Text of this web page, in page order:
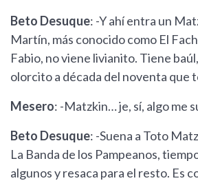
Beto Desuque: -Y ahí entra un
Martín, más conocido como El
Fabio, no viene livianito. Tiene
olorcito a década del noventa que
Mesero: -Matzkin… je, sí, algo me
Beto Desuque: -Suena a Toto
La Banda de los Pampeanos,
algunos y resaca para el resto. Es